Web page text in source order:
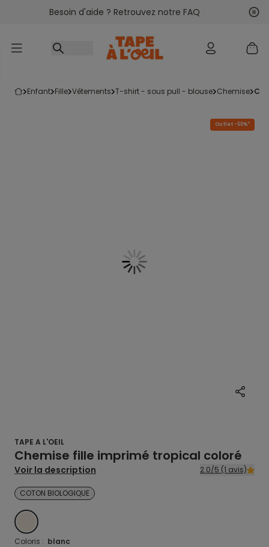
Accéder au contenu
Besoin d'aide ? Retrouvez notre FAQ
enfant fille vêtements t-shirt - sous pull - blouse chemise
Outlet -50%*
TAPE A L'OEIL
Chemise fille imprimé tropical coloré
Voir la description 2.0/5 (1 avis)
COTON BIOLOGIQUE
BLANC
Coloris : blanc